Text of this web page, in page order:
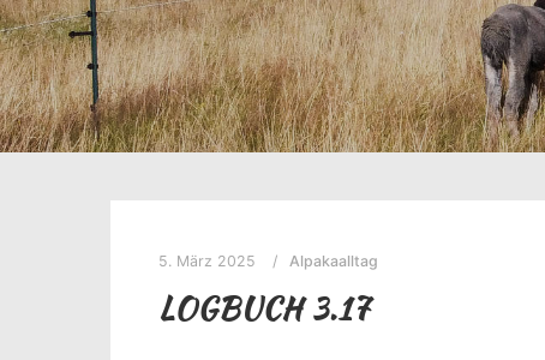
5. März 2025 Alpakaalltag
LOGBUCH 3.17